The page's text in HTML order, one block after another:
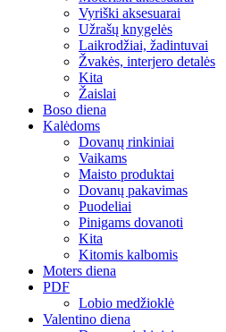
Vyriški aksesuarai
Užrašų knygelės
Laikrodžiai, žadintuvai
Žvakės, interjero detalės
Kita
Žaislai
Boso diena
Kalėdoms
Dovanų rinkiniai
Vaikams
Maisto produktai
Dovanų pakavimas
Puodeliai
Pinigams dovanoti
Kita
Kitomis kalbomis
Moters diena
PDF
Lobio medžioklė
Valentino diena